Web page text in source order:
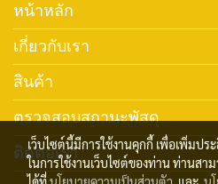
หน้าหลัก
เกี่ยวกับเรา
สินค้า
ตรวจสอบสถานะพัสดุ
ติดต่อเรา
เว็บไซต์นี้มีการใช้งานคุกกี้ เพื่อเพิ่มป
ในการใช้งานเว็บไซต์ของท่าน ท่านสา